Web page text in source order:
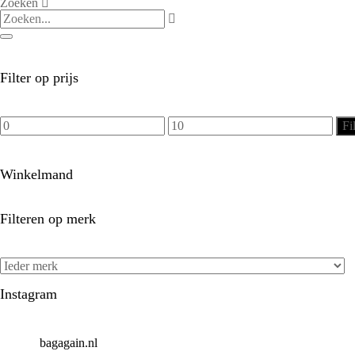
Zoeken
Filter op prijs
Min.
prijs
Max.
prijs
Winkelmand
Filteren op merk
Instagram
bagagain.nl